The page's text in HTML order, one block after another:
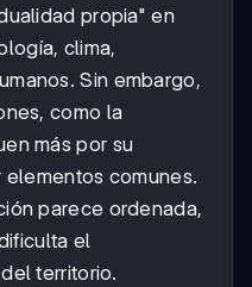
propia" en
clima,
Sin embargo,
como la
más por su
comunes.
parece ordenada,
el
territorio.